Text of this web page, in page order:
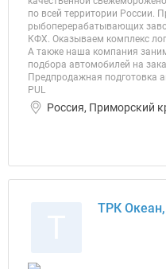
по всей территории России.
рыбоперерабатывающих
КФХ. Оказываем комплекс
А также наша компания
подбора автомобилей на
Предпродажная подготовка
PUL
Россия, Приморский
ТРК